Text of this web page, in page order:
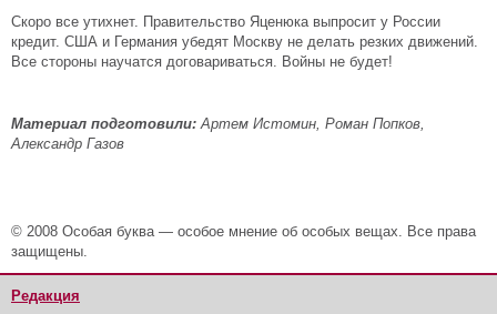
Скоро все утихнет. Правительство Яценюка выпросит у России
кредит. США и Германия убедят Москву не делать резких движений.
Все стороны научатся договариваться. Войны не будет!
Материал подготовили: Артем Истомин, Роман Попков,
Александр Газов
© 2008 Особая буква — особое мнение об особых вещах. Все права
защищены.
Редакция